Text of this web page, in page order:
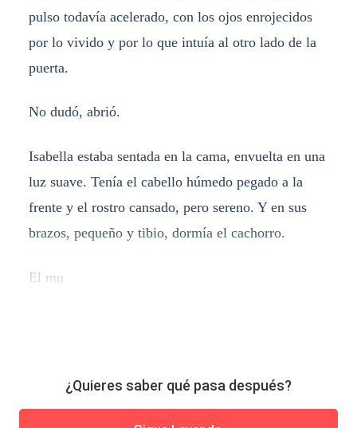
pulso todavía acelerado, con los ojos enrojecidos
por lo vivido y por lo que intuía al otro lado de la
puerta.
No dudó, abrió.
Isabella estaba sentada en la cama, envuelta en una
luz suave. Tenía el cabello húmedo pegado a la
frente y el rostro cansado, pero sereno. Y en sus
brazos, pequeño y tibio, dormía el cachorro.
El mu
¿Quieres saber qué pasa después?